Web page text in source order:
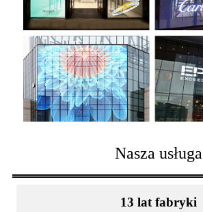
Nasza usługa
13 lat fabryki